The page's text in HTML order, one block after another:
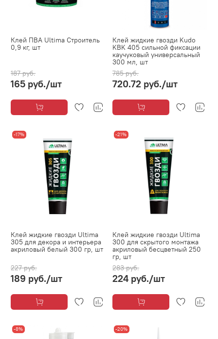
Клей ПВА Ultima Строитель
0,9 кг, шт
187 руб.
165 руб./шт
Клей жидкие гвозди Kudo
KBK 405 сильной фиксации
каучуковый универсальный
300 мл, шт
785 руб.
720.72 руб./шт
-17%
Клей жидкие гвозди Ultima
305 для декора и интерьера
акриловый белый 300 гр, шт
227 руб.
189 руб./шт
-21%
Клей жидкие гвозди Ultima
300 для скрытого монтажа
акриловый бесцветный 250
гр, шт
283 руб.
224 руб./шт
-8% -20%